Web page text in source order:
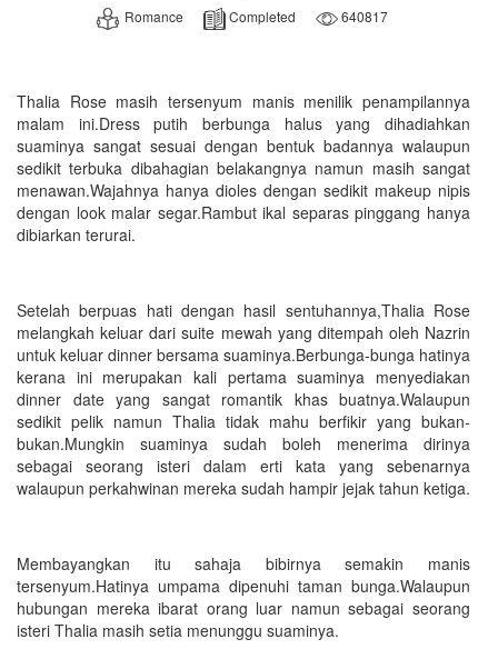
Romance Completed 640817
Thalia Rose masih tersenyum manis menilik penampilannya
malam ini.Dress putih berbunga halus yang dihadiahkan
suaminya sangat sesuai dengan bentuk badannya walaupun
sedikit terbuka dibahagian belakangnya namun masih sangat
menawan.Wajahnya hanya dioles dengan sedikit makeup nipis
dengan look malar segar.Rambut ikal separas pinggang hanya
dibiarkan terurai.
Setelah berpuas hati dengan hasil sentuhannya,Thalia Rose
melangkah keluar dari suite mewah yang ditempah oleh Nazrin
untuk keluar dinner bersama suaminya.Berbunga-bunga hatinya
kerana ini merupakan kali pertama suaminya menyediakan
dinner date yang sangat romantik khas buatnya.Walaupun
sedikit pelik namun Thalia tidak mahu berfikir yang bukan-
bukan.Mungkin suaminya sudah boleh menerima dirinya
sebagai seorang isteri dalam erti kata yang sebenarnya
walaupun perkahwinan mereka sudah hampir jejak tahun ketiga.
Membayangkan itu sahaja bibirnya semakin manis
tersenyum.Hatinya umpama dipenuhi taman bunga.Walaupun
hubungan mereka ibarat orang luar namun sebagai seorang
isteri Thalia masih setia menunggu suaminya.